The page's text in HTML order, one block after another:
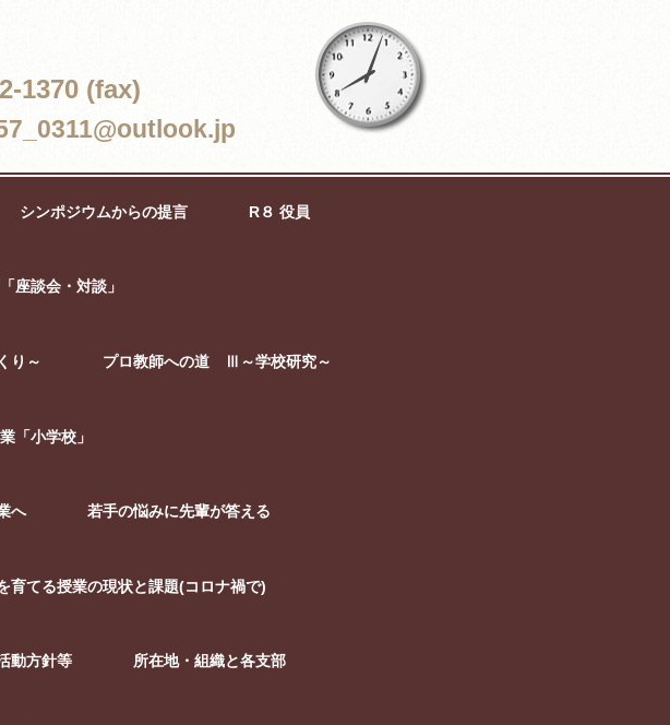
1370 (fax)
シンポジウムからの提言 R８ 役員
座談会・対談」
り～ プロ教師への道 Ⅲ～学校研究～
「小学校」
へ 若手の悩みに先輩が答える
育てる授業の現状と課題(コロナ禍で)
動方針等 所在地・組織と各支部